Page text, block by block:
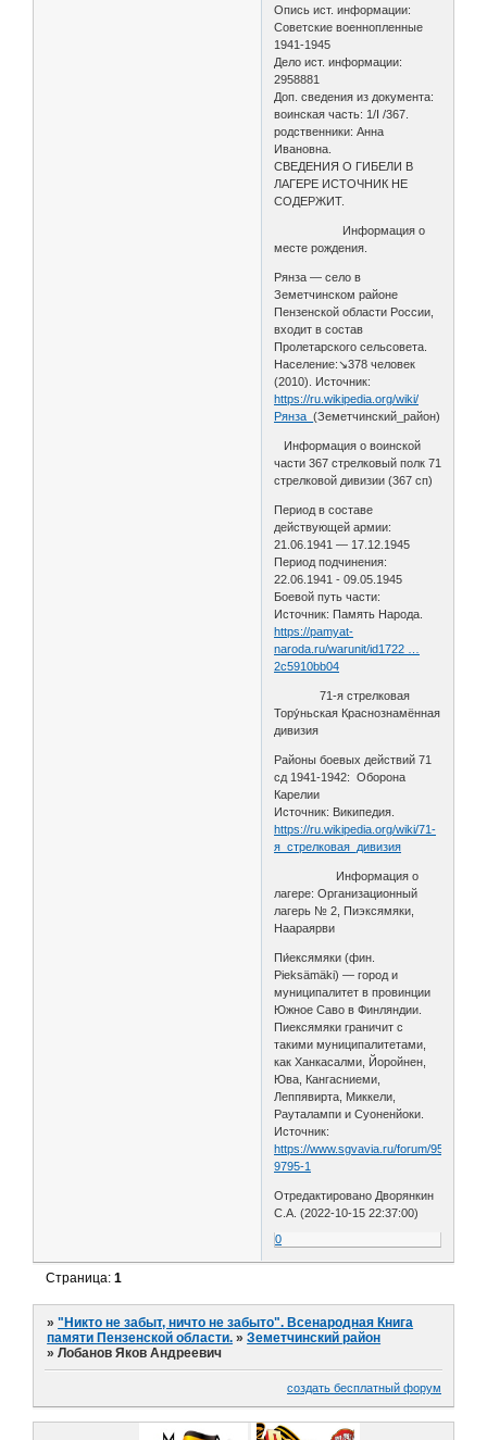
Опись ист. информации:
Советские военнопленные
1941-1945
Дело ист. информации:
2958881
Доп. сведения из документа:
воинская часть: 1/I /367.
родственники: Анна
Ивановна.
СВЕДЕНИЯ О ГИБЕЛИ В
ЛАГЕРЕ ИСТОЧНИК НЕ
СОДЕРЖИТ.
Информация о
месте рождения.
Рянза — село в
Земетчинском районе
Пензенской области России,
входит в состав
Пролетарского сельсовета.
Население:↘378 человек
(2010). Источник:
https://ru.wikipedia.org/wiki/
Рянза_(Земетчинский_район)
Информация о воинской
части 367 стрелковый полк 71
стрелковой дивизии (367 сп)
Период в составе
действующей армии:
21.06.1941 — 17.12.1945
Период подчинения:
22.06.1941 - 09.05.1945
Боевой путь части:
Источник: Память Народа.
https://pamyat-
naroda.ru/warunit/id1722 …
2c5910bb04
71-я стрелковая
Тору́ньская Краснознамённая
дивизия
Районы боевых действий 71
сд 1941-1942: Оборона
Карелии
Источник: Википедия.
https://ru.wikipedia.org/wiki/71-
я_стрелковая_дивизия
Информация о
лагере: Организационный
лагерь № 2, Пиэксямяки,
Наараярви
Пи́ексямяки (фин.
Pieksämäki) — город и
муниципалитет в провинции
Южное Саво в Финляндии.
Пиексямяки граничит с
такими муниципалитетами,
как Ханкасалми, Йоройнен,
Юва, Кангасниеми,
Леппявирта, Миккели,
Рауталампи и Суоненйоки.
Источник:
https://www.sgvavia.ru/forum/956-
9795-1
Отредактировано Дворянкин
С.А. (2022-10-15 22:37:00)
0
Страница:1
»"Никто не забыт, ничто не забыто". Всенародная Книга
памяти Пензенской области. »Земетчинский район
»Лобанов Яков Андреевич
создать бесплатный форум